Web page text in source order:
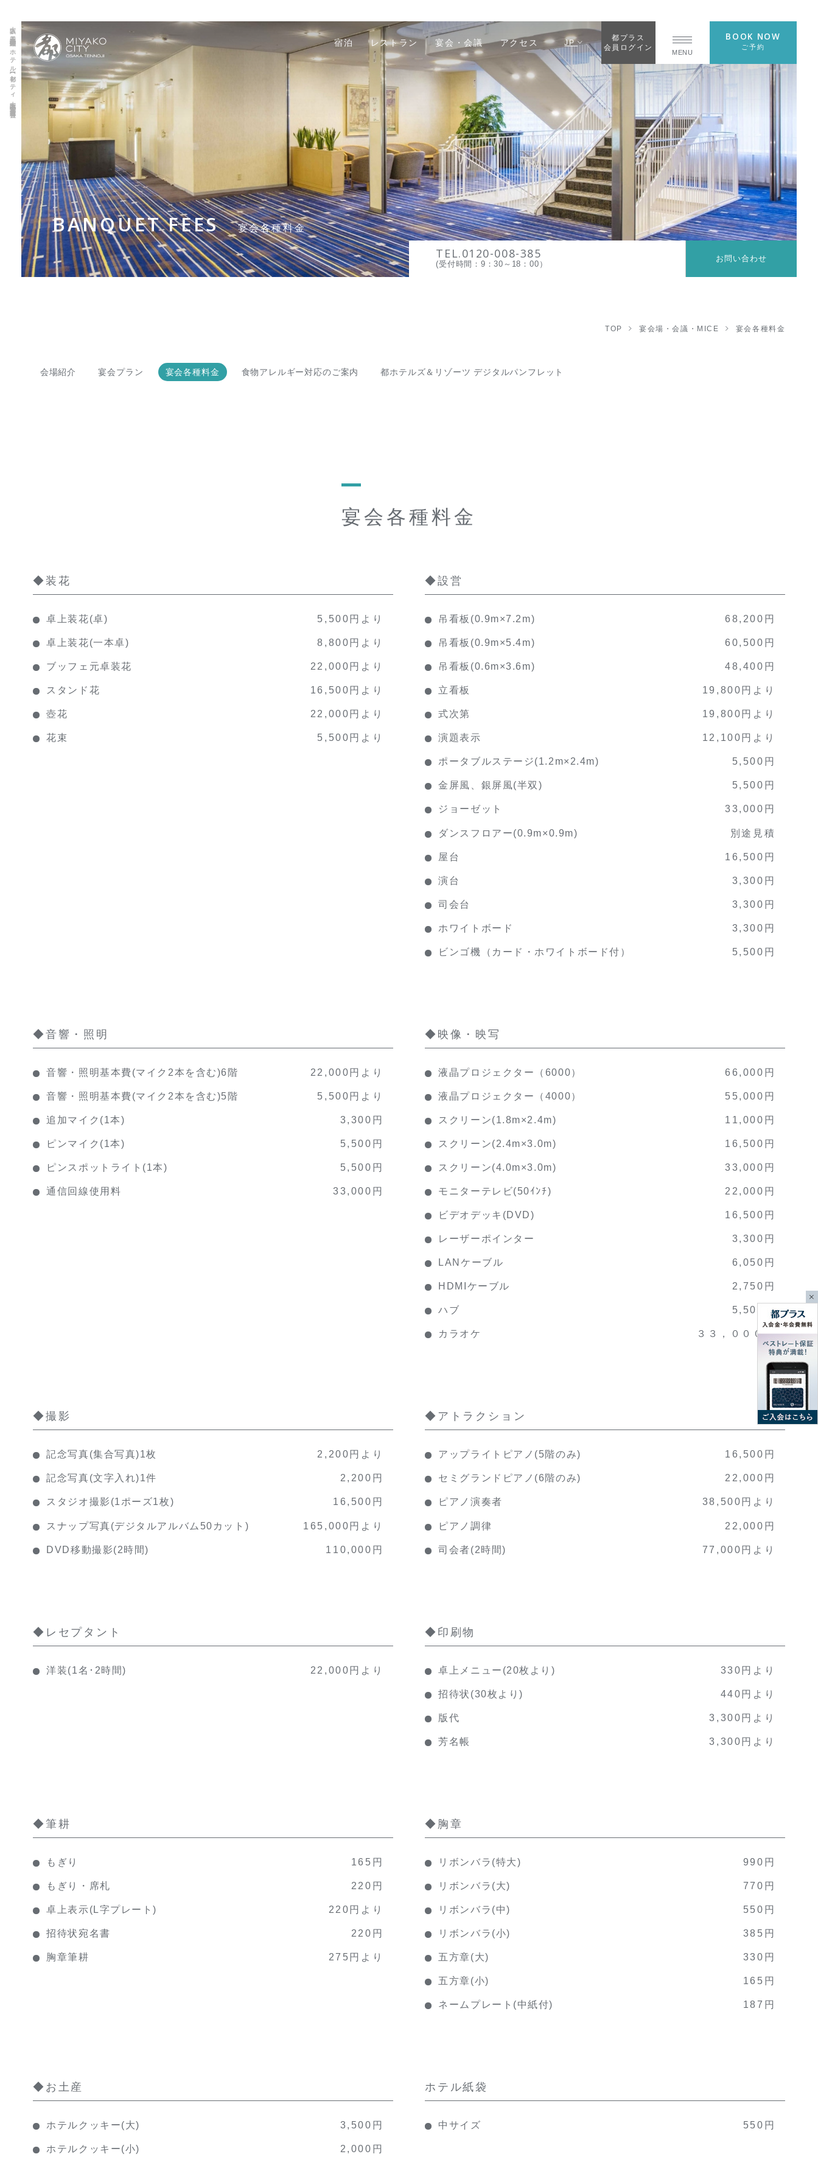
大阪 天王寺駅直結のホテル【都シティ大阪天王寺】宴会各種料金 宿泊 レストラン 宴会・会議 アクセス JP
都プラス
会員ログイン
MENU
BOOK NOW
ご予約
BANQUET FEES 宴会各種料金
TEL.0120-008-385
(受付時間：9：30～18：00）
お問い合わせ
TOP 宴会場・会議・MICE 宴会各種料金
会場紹介 宴会プラン 宴会各種料金 食物アレルギー対応のご案内 都ホテルズ＆リゾーツ デジタルパンフレット
宴会各種料金
◆装花
卓上装花(卓) 5,500円より
卓上装花(一本卓) 8,800円より
ブッフェ元卓装花 22,000円より
スタンド花 16,500円より
壺花 22,000円より
花束 5,500円より
◆設営
吊看板(0.9m×7.2m) 68,200円
吊看板(0.9m×5.4m) 60,500円
吊看板(0.6m×3.6m) 48,400円
立看板 19,800円より
式次第 19,800円より
演題表示 12,100円より
ポータブルステージ(1.2m×2.4m) 5,500円
金屏風、銀屏風(半双) 5,500円
ジョーゼット 33,000円
ダンスフロアー(0.9m×0.9m) 別途見積
屋台 16,500円
演台 3,300円
司会台 3,300円
ホワイトボード 3,300円
ビンゴ機（カード・ホワイトボード付） 5,500円
◆音響・照明
音響・照明基本費(マイク2本を含む)6階 22,000円より
音響・照明基本費(マイク2本を含む)5階 5,500円より
追加マイク(1本) 3,300円
ピンマイク(1本) 5,500円
ピンスポットライト(1本) 5,500円
通信回線使用料 33,000円
◆映像・映写
液晶プロジェクター（6000） 66,000円
液晶プロジェクター（4000） 55,000円
スクリーン(1.8m×2.4m) 11,000円
スクリーン(2.4m×3.0m) 16,500円
スクリーン(4.0m×3.0m) 33,000円
モニターテレビ(50ｲﾝﾁ) 22,000円
ビデオデッキ(DVD) 16,500円
レーザーポインター 3,300円
LANケーブル 6,050円
HDMIケーブル 2,750円
ハブ 5,500円
カラオケ ３３，０００円
◆撮影
記念写真(集合写真)1枚 2,200円より
記念写真(文字入れ)1件 2,200円
スタジオ撮影(1ポーズ1枚) 16,500円
スナップ写真(デジタルアルバム50カット) 165,000円より
DVD移動撮影(2時間) 110,000円
◆アトラクション
アップライトピアノ(5階のみ) 16,500円
セミグランドピアノ(6階のみ) 22,000円
ピアノ演奏者 38,500円より
ピアノ調律 22,000円
司会者(2時間) 77,000円より
◆レセプタント
洋装(1名･2時間) 22,000円より
◆印刷物
卓上メニュー(20枚より) 330円より
招待状(30枚より) 440円より
版代 3,300円より
芳名帳 3,300円より
◆筆耕
もぎり 165円
もぎり・席札 220円
卓上表示(L字プレート) 220円より
招待状宛名書 220円
胸章筆耕 275円より
◆胸章
リボンバラ(特大) 990円
リボンバラ(大) 770円
リボンバラ(中) 550円
リボンバラ(小) 385円
五方章(大) 330円
五方章(小) 165円
ネームプレート(中紙付) 187円
◆お土産
ホテルクッキー(大) 3,500円
ホテルクッキー(小) 2,000円
ホテル紙袋
中サイズ 550円